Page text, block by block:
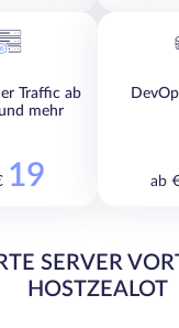
Traffic ab
mehr
19 ab
SERVER
HOSTZEALOT